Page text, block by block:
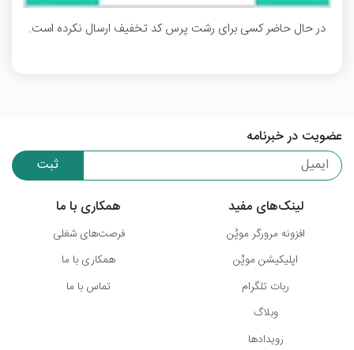
در حال حاضر کسی برای رشت پرس کد تخفیف ارسال نکرده است.
عضویت در خبرنامه
ثبت
لینک‌های مفید
افزونه مرورگر موپُن
اپلیکیشن موپُن
ربات تلگرام
وبلاگ
رویدادها
همکاری با ما
فرصت‌های شغلی
همکاری با ما
تماس با ما